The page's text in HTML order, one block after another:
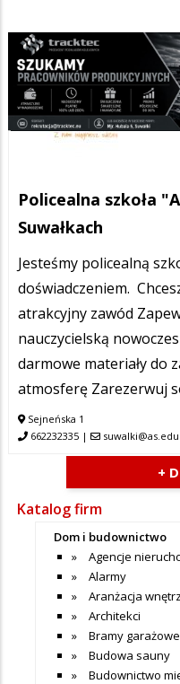
Policealna szkoła
Suwałkach
Jesteśmy policealną
doświadczeniem.
atrakcyjny zawód
nauczycielską
darmowe materiały do
atmosferę Zarezerwuj
Sejneńska 1
662232335 |
+
Katalog firm
Dom i budownictwo
Agencje
Alarmy
Aranżacja wnętrz
Architekci
Bramy garażowe
Budowa sauny
Budownictwo